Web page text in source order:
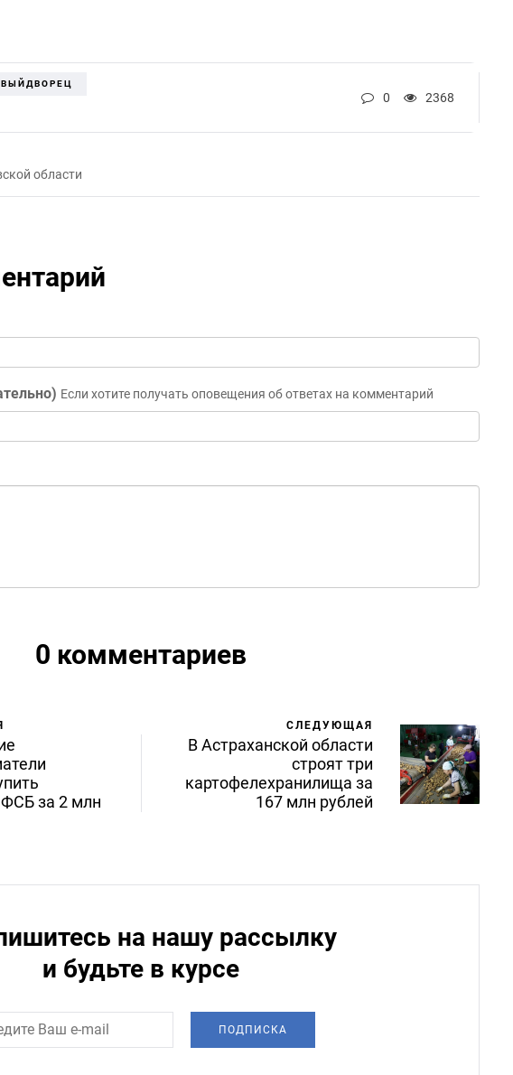
0 2368
области
Если хотите получать оповещения об ответах на комментарий
0 комментариев
за 2 млн
СЛЕДУЮЩАЯ
В Астраханской области
строят три
картофелехранилища за
167 млн рублей
на нашу рассылку
и будьте в курсе
ПОДПИСКА